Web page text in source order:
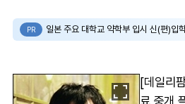
PR 일본 주요 대학교 약학부 입시 신(편)입
[데일리
료 중개